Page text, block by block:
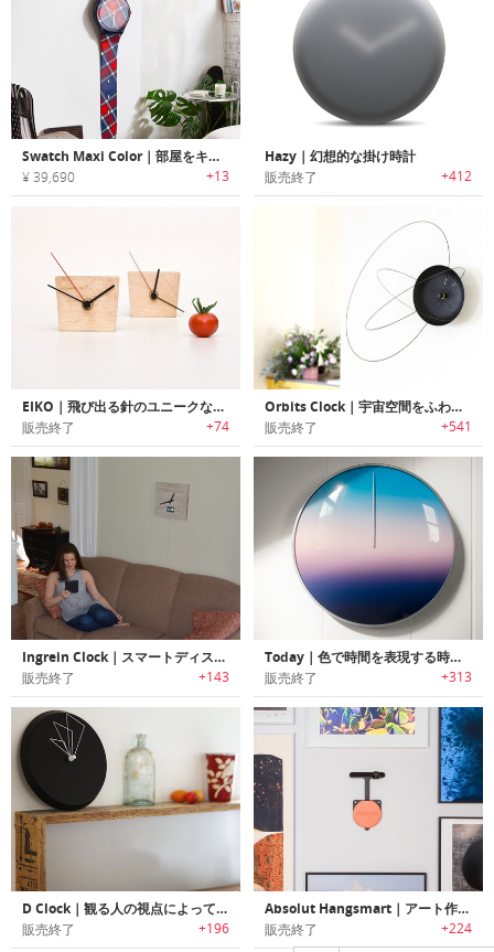
Swatch Maxi Color｜部屋をキッチュにデコレートする特大ウォールクロック
¥ 39,690 +13
Hazy｜幻想的な掛け時計
販売終了 +412
EIKO｜飛び出る針のユニークな木製の掛け時計
販売終了 +74
Orbits Clock｜宇宙空間をふわふわと漂っているような気分になる掛け時計 オービッツ・クロック
販売終了 +541
Ingrein Clock｜スマートディスプレイ内蔵ウォールクロック「イングレイン」
販売終了 +143
Today｜色で時間を表現する時計「トゥデイ」
販売終了 +313
D Clock｜観る人の視点によって時間が変わる掛け時計
販売終了 +196
Absolut Hangsmart｜アート作品をツールやメジャー不要で簡単にディスプレイ可能なウォールマウントデバイス「アブソルートハングスマート」
販売終了 +224